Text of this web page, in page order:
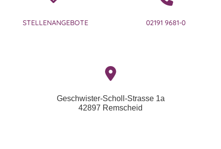
STELLENANGEBOTE 02191 9681-0
Geschwister-Scholl-Strasse 1a
42897 Remscheid